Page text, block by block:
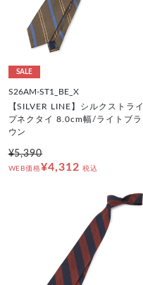
SALE
S26AM-ST1_BE_X
【SILVER LINE】シルクストライ
プネクタイ 8.0cm幅/ライトブラ
ウン
¥5,390
WEB価格¥4,312 税込